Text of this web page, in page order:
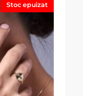
Stoc epuizat